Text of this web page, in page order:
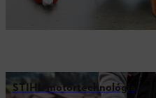
STIHL motortechnológia